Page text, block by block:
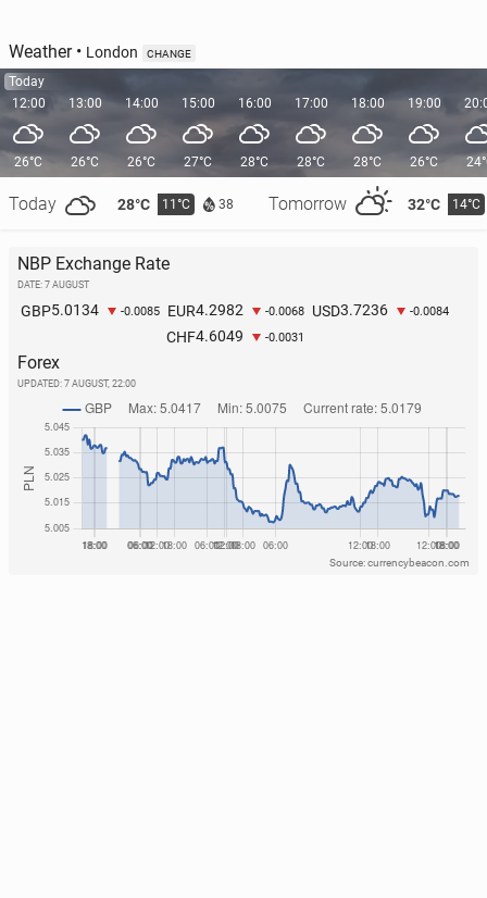
Weather• London CHANGE
Today
12:00
26°C
Today 28°C 11°C 38 Tomorrow 32°C 14°C
13:00
26°C
14:00
26°C
15:00
27°C
16:00
28°C
17:00
28°C
18:00
28°C
19:00
26°C
NBP Exchange Rate
DATE: 7 AUGUST
GBP5.0134 -0.0085 EUR4.2982 -0.0068 USD3.7236 -0.0084
CHF4.6049 -0.0031
Forex
UPDATED: 7 AUGUST, 22:00
Source: currencybeacon.com